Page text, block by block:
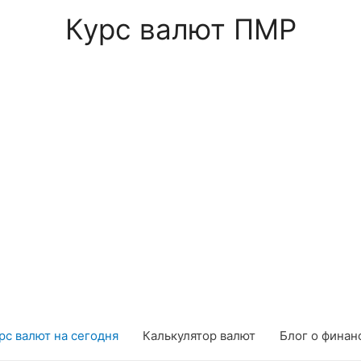
Курс валют ПМР
валют на сегодня Калькулятор валют Блог о